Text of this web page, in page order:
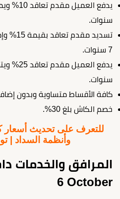
سنوات.
تسديد
7 سنوات.
سنوات.
كافة الأقساط متساوية وبدون
خصم الكاش بلغ 30%.
وأنظمة السداد |
6 October